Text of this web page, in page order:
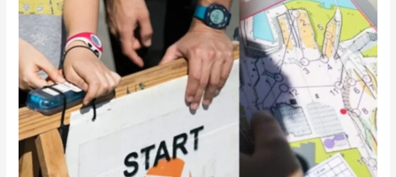
de
11.500
alumnes
participen
en
les
curses
d’orientació
escolar